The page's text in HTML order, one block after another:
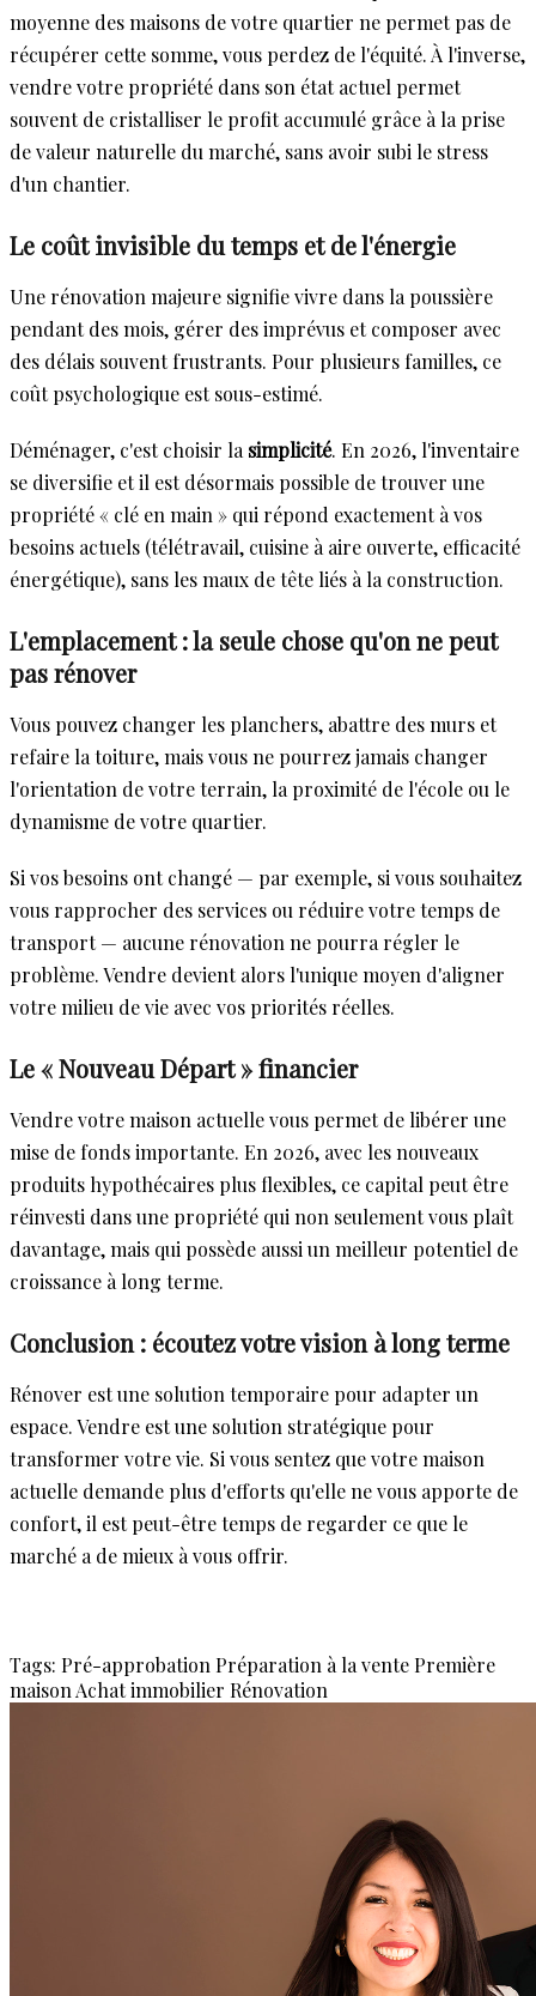
moyenne des maisons de votre quartier ne permet pas de
récupérer cette somme, vous perdez de l'équité. À l'inverse,
vendre votre propriété dans son état actuel permet
souvent de cristalliser le profit accumulé grâce à la prise
de valeur naturelle du marché, sans avoir subi le stress
d'un chantier.
Le coût invisible du temps et de l'énergie
Une rénovation majeure signifie vivre dans la poussière
pendant des mois, gérer des imprévus et composer avec
des délais souvent frustrants. Pour plusieurs familles, ce
coût psychologique est sous-estimé.
Déménager, c'est choisir la simplicité. En 2026, l'inventaire
se diversifie et il est désormais possible de trouver une
propriété « clé en main » qui répond exactement à vos
besoins actuels (télétravail, cuisine à aire ouverte, efficacité
énergétique), sans les maux de tête liés à la construction.
L'emplacement : la seule chose qu'on ne peut
pas rénover
Vous pouvez changer les planchers, abattre des murs et
refaire la toiture, mais vous ne pourrez jamais changer
l'orientation de votre terrain, la proximité de l'école ou le
dynamisme de votre quartier.
Si vos besoins ont changé — par exemple, si vous souhaitez
vous rapprocher des services ou réduire votre temps de
transport — aucune rénovation ne pourra régler le
problème. Vendre devient alors l'unique moyen d'aligner
votre milieu de vie avec vos priorités réelles.
Le « Nouveau Départ » financier
Vendre votre maison actuelle vous permet de libérer une
mise de fonds importante. En 2026, avec les nouveaux
produits hypothécaires plus flexibles, ce capital peut être
réinvesti dans une propriété qui non seulement vous plaît
davantage, mais qui possède aussi un meilleur potentiel de
croissance à long terme.
Conclusion : écoutez votre vision à long terme
Rénover est une solution temporaire pour adapter un
espace. Vendre est une solution stratégique pour
transformer votre vie. Si vous sentez que votre maison
actuelle demande plus d'efforts qu'elle ne vous apporte de
confort, il est peut-être temps de regarder ce que le
marché a de mieux à vous offrir.
Tags: Pré-approbation Préparation à la vente Première
maison Achat immobilier Rénovation